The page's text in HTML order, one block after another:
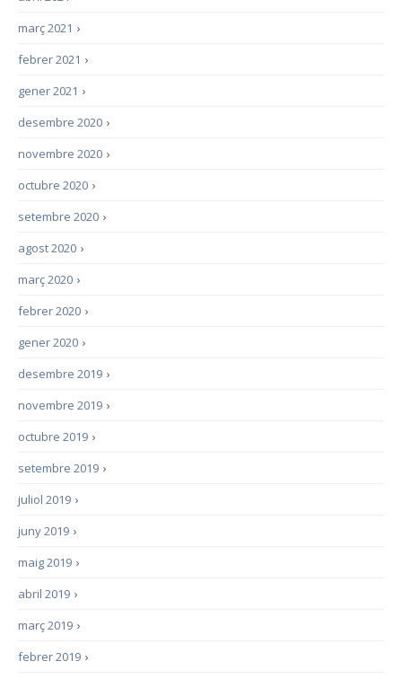
›
març 2021
›
febrer 2021
›
gener 2021
›
desembre 2020
›
novembre 2020
›
octubre 2020
›
setembre 2020
›
agost 2020
›
març 2020
›
febrer 2020
›
gener 2020
›
desembre 2019
›
novembre 2019
›
octubre 2019
›
setembre 2019
›
juliol 2019
›
juny 2019
›
maig 2019
›
abril 2019
›
març 2019
›
febrer 2019